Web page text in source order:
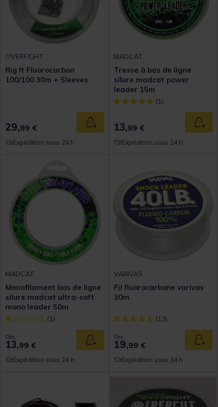
OVERFIGHT
Rig It Fluorocarbon
100/100 30m + Sleeves
29,99 € Ajouter au panier
Expédition sous 24 h
MADCAT
Tresse à bas de ligne
silure madcat power
leader 15m
[object Object] out of 5
(1)
13,99 €
Expédition sous 24 h
MADCAT
Monofilament bas de ligne
silure madcat ultra-soft
mono leader 50m
[object Object] out of 5 Customer Rating
(1)
Dès
13,99 € Ajouter au panier
Expédition sous 24 h
VARIVAS
Fil fluorocarbone varivas
30m
[object Object] out of 5
(13)
Dès
19,99 €
Expédition sous 24 h